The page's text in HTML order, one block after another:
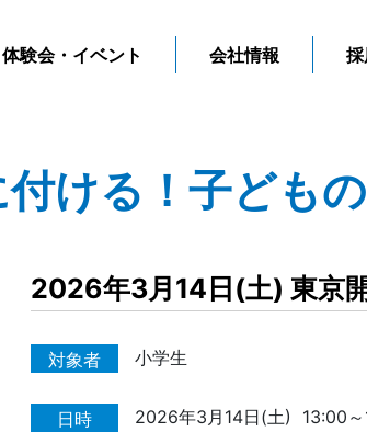
体験会・イベント 会社情報
ける！子ども
2026年3月14日(土) 東京
対象者 小学生
日時 2026年3月14日(土) 13:00